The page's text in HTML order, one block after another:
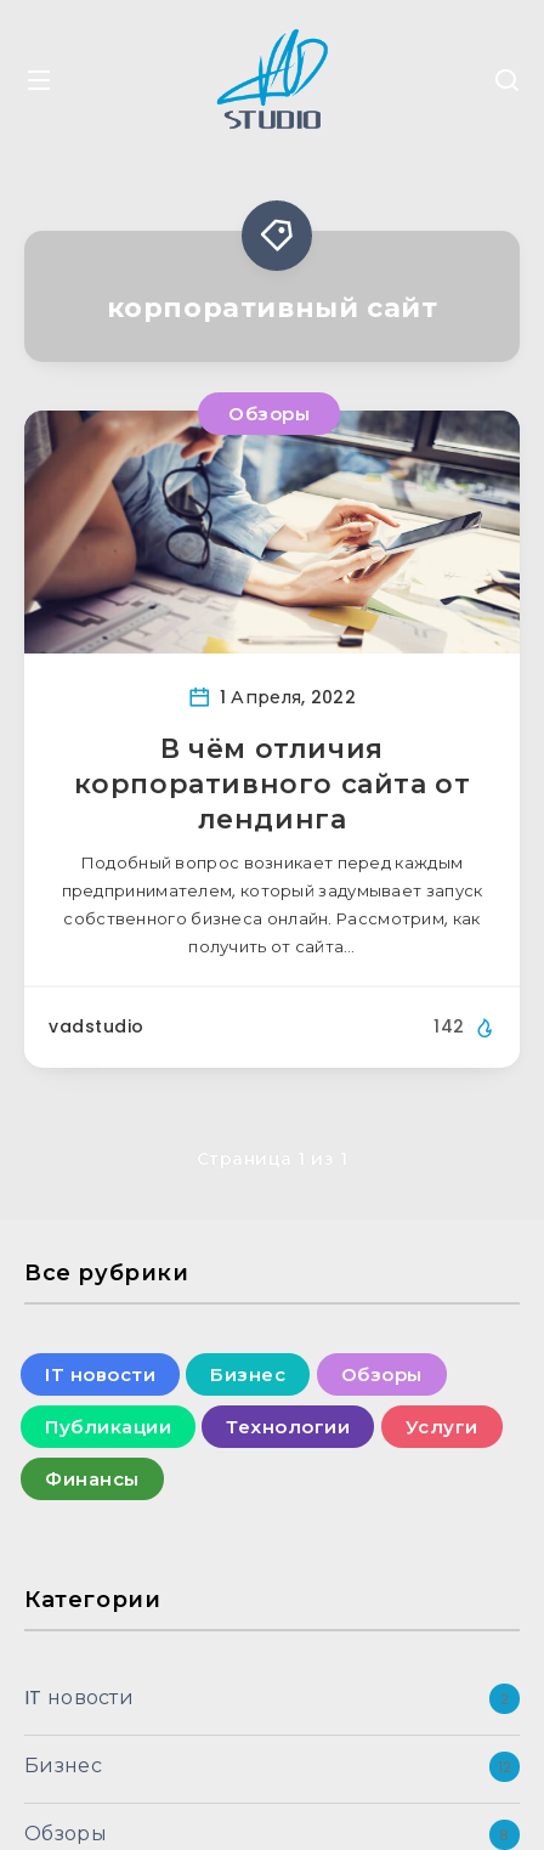
корпоративный сайт
Обзоры
1 Апреля, 2022
В чём отличия
корпоративного сайта от
лендинга
Подобный вопрос возникает перед каждым
предпринимателем, который задумывает запуск
собственного бизнеса онлайн. Рассмотрим, как
получить от сайта…
vadstudio 142
Страница 1 из 1
Все рубрики
IT новости Бизнес Обзоры
Публикации Технологии Услуги
Финансы
Категории
IT новости 2
Бизнес 12
Обзоры 8